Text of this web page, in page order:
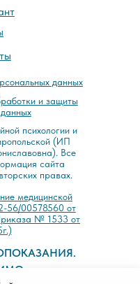
психологии и
(ИП
Все
сайта
правах.
медицинской
56/00578560 от
№ 1533 от
данных
и защиты